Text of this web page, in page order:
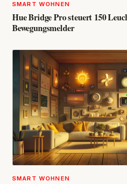
SMART WOHNEN
Hue Bridge Pro steuert 150
Bewegungsmelder
SMART WOHNEN